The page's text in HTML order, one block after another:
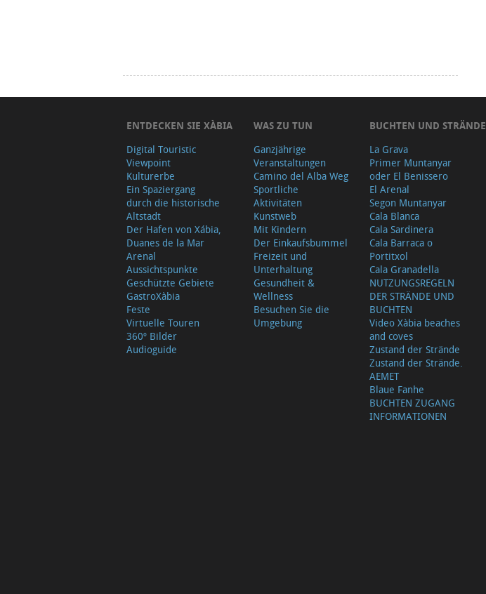
ENTDECKEN SIE XÀBIA
Digital Touristic
Viewpoint
Kulturerbe
Ein Spaziergang
durch die historische
Altstadt
Der Hafen von Xábia,
Duanes de la Mar
Arenal
Aussichtspunkte
Geschützte Gebiete
GastroXàbia
Feste
Virtuelle Touren
360º Bilder
Audioguide
WAS ZU TUN
Ganzjährige
Veranstaltungen
Camino del Alba Weg
Sportliche
Aktivitäten
Kunstweb
Mit Kindern
Der Einkaufsbummel
Freizeit und
Unterhaltung
Gesundheit &
Wellness
Besuchen Sie die
Umgebung
BUCHTEN UND STRÄNDE
La Grava
Primer Muntanyar
oder El Benissero
El Arenal
Segon Muntanyar
Cala Blanca
Cala Sardinera
Cala Barraca o
Portitxol
Cala Granadella
NUTZUNGSREGELN
DER STRÄNDE UND
BUCHTEN
Video Xàbia beaches
and coves
Zustand der Strände
Zustand der Strände.
AEMET
Blaue Fanhe
BUCHTEN ZUGANG
INFORMATIONEN